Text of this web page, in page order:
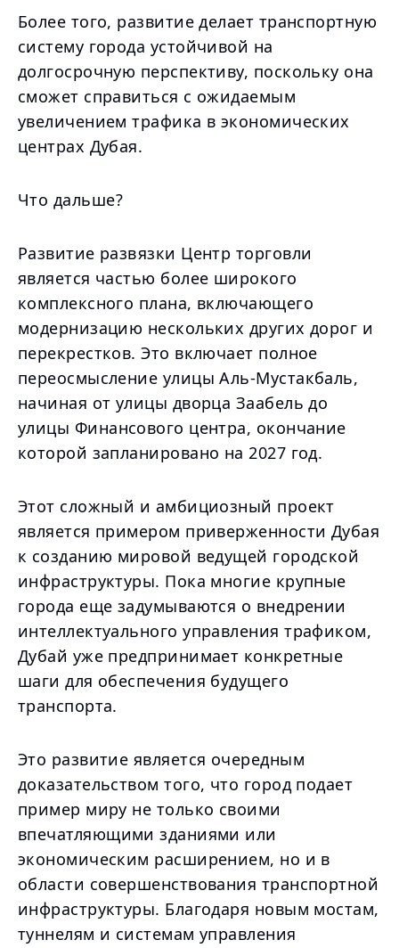
Более того, развитие делает транспортную
систему города устойчивой на
долгосрочную перспективу, поскольку она
сможет справиться с ожидаемым
увеличением трафика в экономических
центрах Дубая.
Что дальше?
Развитие развязки Центр торговли
является частью более широкого
комплексного плана, включающего
модернизацию нескольких других дорог и
перекрестков. Это включает полное
переосмысление улицы Аль-Мустакбаль,
начиная от улицы дворца Заабель до
улицы Финансового центра, окончание
которой запланировано на 2027 год.
Этот сложный и амбициозный проект
является примером приверженности Дубая
к созданию мировой ведущей городской
инфраструктуры. Пока многие крупные
города еще задумываются о внедрении
интеллектуального управления трафиком,
Дубай уже предпринимает конкретные
шаги для обеспечения будущего
транспорта.
Это развитие является очередным
доказательством того, что город подает
пример миру не только своими
впечатляющими зданиями или
экономическим расширением, но и в
области совершенствования транспортной
инфраструктуры. Благодаря новым мостам,
туннелям и системам управления